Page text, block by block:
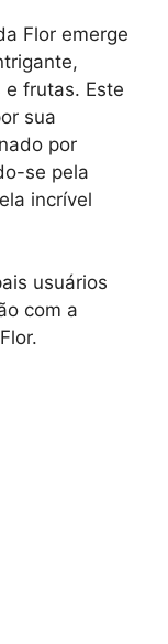
Flor emerge
frutas. Este
sua
por
se pela
incrível
usuários
com a